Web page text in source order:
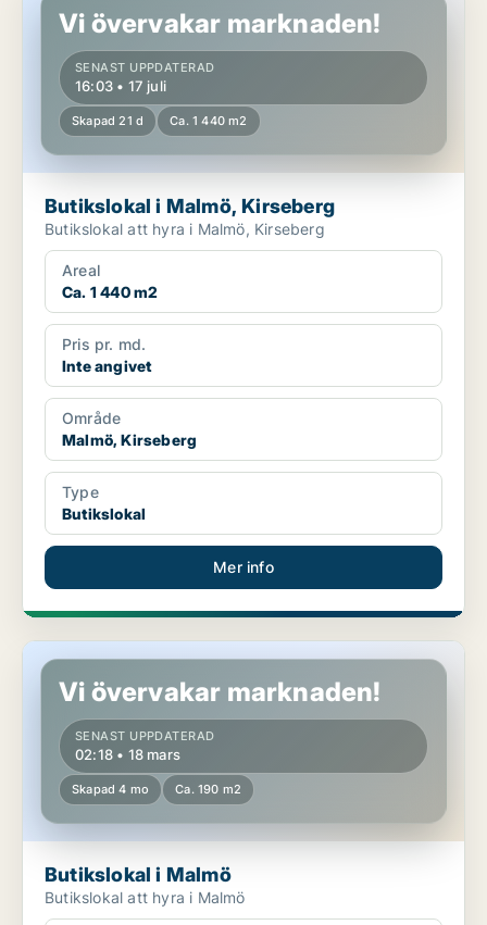
Vi övervakar marknaden!
SENAST UPPDATERAD
16:03 • 17 juli
Skapad 21 d Ca. 1 440 m2
Butikslokal i Malmö, Kirseberg
Butikslokal att hyra i Malmö, Kirseberg
Areal
Ca. 1 440 m2
Pris pr. md.
Inte angivet
Område
Malmö, Kirseberg
Type
Butikslokal
Mer info
Butikslokal i Malmö
Vi övervakar marknaden!
SENAST UPPDATERAD
02:18 • 18 mars
Skapad 4 mo Ca. 190 m2
Butikslokal i Malmö
Butikslokal att hyra i Malmö